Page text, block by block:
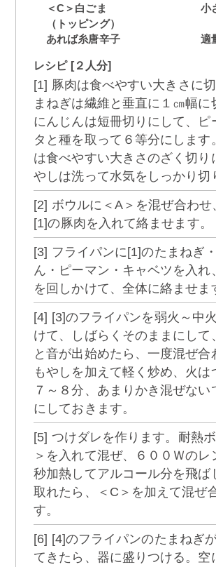
＜C＞白ごま
小
（トッピング）
あれば糸唐辛子
適
レシピ [２人分]
[1] 豚肉は食べやすい大きさに
まねぎは繊維と垂直に１㎝幅に
にんじんは短冊切りにして、ピ
タと種を取って６等分にします
は食べやすい大きさのざく切り
やしは洗って水気をしっかり切
[2] ボウルに＜A＞を混ぜ合わせ
[1]の豚肉を入れて絡ませます。
[3] フライパンに[1]のたまねぎ
ん・ピーマン・キャベツを入れ
を回しかけて、全体に絡ませま
[4] [3]のフライパンを弱火～中
けて、しばらくそのままにして
と音が出始めたら、一度混ぜ合
もやしを加えて軽く炒め、火は
７～８分、あまりかき混ぜない
にしておきます。
[5] つけダレを作ります。耐熱
＞を入れて混ぜ、６００Ｗのレ
秒加熱してアルコール分を飛ば
取れたら、＜C＞を加えて混ぜ
す。
[6] [4]のフライパンのたまねぎ
てきたら、器に盛りつける。空